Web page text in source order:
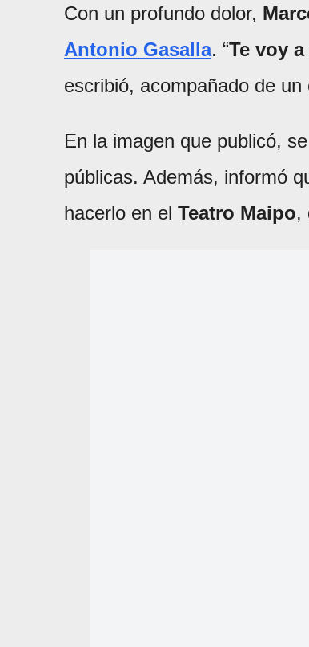
Con un profundo dolor,
Antonio Gasalla. “Te voy
escribió, acompañado de
En la imagen que publicó,
públicas. Además, informó
hacerlo en el Teatro Maipo,